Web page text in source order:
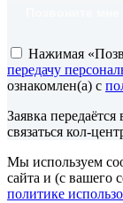
Нажимая
передачу
ознакомлен(а) с
Заявка
связаться кол-
Мы используем
сайта и (с вашего
политике